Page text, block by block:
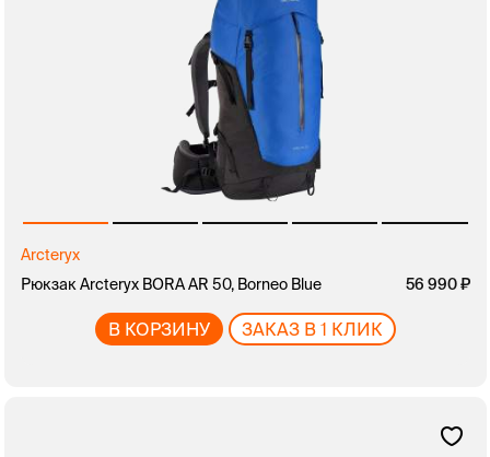
Arcteryx
Рюкзак Arcteryx BORA AR 50, Borneo Blue
56 990
В КОРЗИНУ ЗАКАЗ В 1 КЛИК